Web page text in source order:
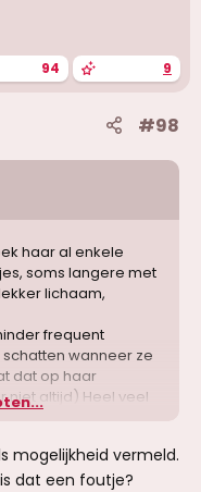
94 9
#98
haar al enkele
soms langere met
lichaam,
frequent
wanneer ze
dat op haar
niet altijd) Heel veel
zal ook van
mogelijkheid vermeld.
dat een foutje?